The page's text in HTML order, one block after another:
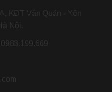
KĐT Văn Quán - Yên
Nội.